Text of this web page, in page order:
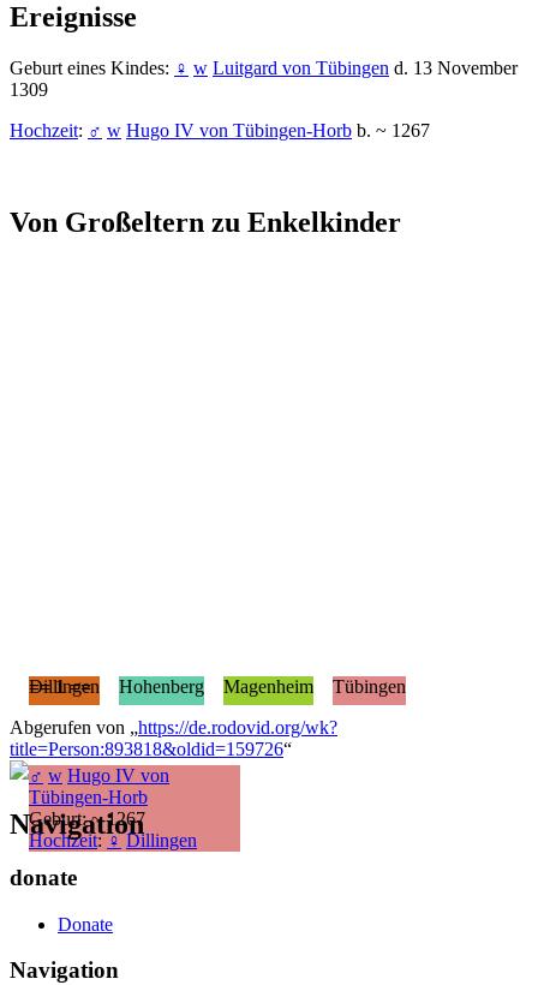
Ereignisse
Geburt eines Kindes: ♀ w Luitgard von Tübingen d. 13 November
1309
Hochzeit: ♂ w Hugo IV von Tübingen-Horb b. ~ 1267
Von Großeltern zu Enkelkinder
== 1 ==
♂ w Hugo IV von
Tübingen-Horb
Geburt: ~ 1267
Hochzeit:♀ Dillingen
Dillingen Hohenberg Magenheim
Tübingen
Abgerufen von „https://de.rodovid.org/wk?
title=Person:893818&oldid=159726“
Navigation
donate
Donate
Navigation